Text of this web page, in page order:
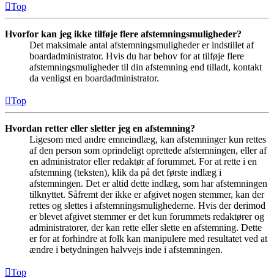
Top
Hvorfor kan jeg ikke tilføje flere afstemningsmuligheder?
Det maksimale antal afstemningsmuligheder er indstillet af
boardadministrator. Hvis du har behov for at tilføje flere
afstemningsmuligheder til din afstemning end tilladt, kontakt
da venligst en boardadministrator.
Top
Hvordan retter eller sletter jeg en afstemning?
Ligesom med andre emneindlæg, kan afstemninger kun rettes
af den person som oprindeligt oprettede afstemningen, eller af
en administrator eller redaktør af forummet. For at rette i en
afstemning (teksten), klik da på det første indlæg i
afstemningen. Det er altid dette indlæg, som har afstemningen
tilknyttet. Såfremt der ikke er afgivet nogen stemmer, kan der
rettes og slettes i afstemningsmulighederne. Hvis der derimod
er blevet afgivet stemmer er det kun forummets redaktører og
administratorer, der kan rette eller slette en afstemning. Dette
er for at forhindre at folk kan manipulere med resultatet ved at
ændre i betydningen halvvejs inde i afstemningen.
Top